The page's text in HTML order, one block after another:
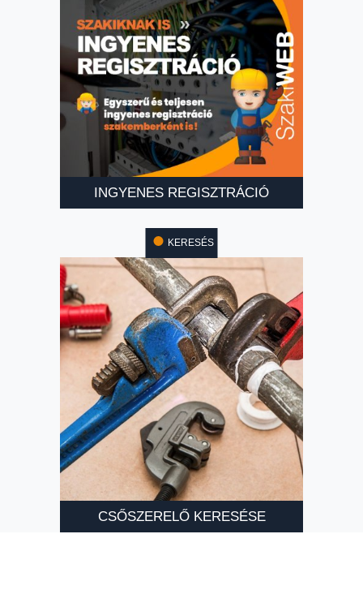
INGYENES REGISZTRÁCIÓ
KERESÉS
CSŐSZERELŐ KERESÉSE